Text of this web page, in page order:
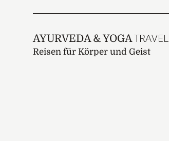
AYURVEDA & YOGATRAVEL
Reisen für Körper und Geist